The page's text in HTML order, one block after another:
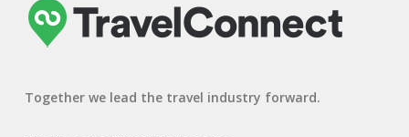
Together we lead the travel industry forward.